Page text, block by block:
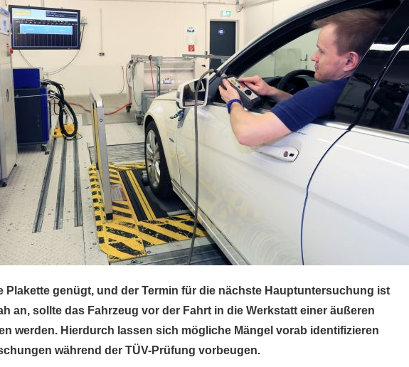
Plakette genügt, und der Termin für die nächste Hauptuntersuchung ist
an, sollte das Fahrzeug vor der Fahrt in die Werkstatt einer äußeren
werden. Hierdurch lassen sich mögliche Mängel vorab identifizieren
während der TÜV-Prüfung vorbeugen.